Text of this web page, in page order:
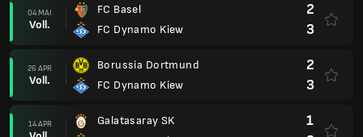
04 MAI
Voll.
FC Basel
FC Dynamo Kiew
2
3
26 APR
Voll.
Borussia Dortmund
FC Dynamo Kiew
2
3
14 APR
Galatasaray SK
1